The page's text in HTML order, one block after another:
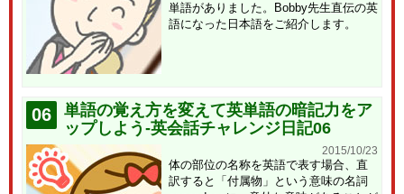
単語がありました。Bobby先生直伝の英
語になった日本語をご紹介します。
06
単語の覚え方を変えて英単語の暗記力をア
ップしよう-英会話チャレンジ日記06
2015/10/23
体の部位の名称を英語で表す場合、直
訳すると「付属物」という意味の名詞